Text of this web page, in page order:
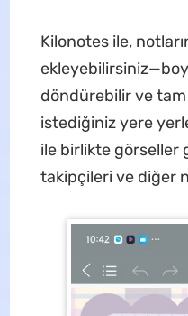
Kilonotes ile,
döndürebilir ve tam
istediğiniz yere
ile birlikte görseller
takipçileri ve diğer